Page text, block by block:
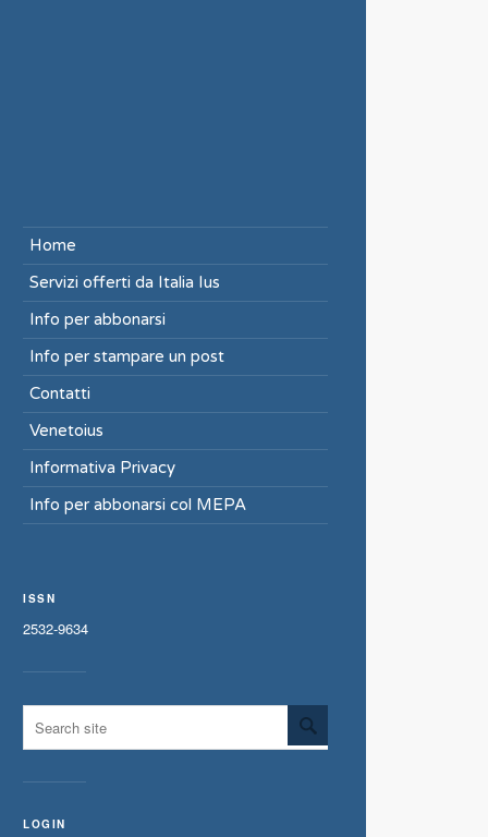
Home
Servizi offerti da Italia Ius
Info per abbonarsi
Info per stampare un post
Contatti
Venetoius
Informativa Privacy
Info per abbonarsi col MEPA
ISSN
2532-9634
LOGIN